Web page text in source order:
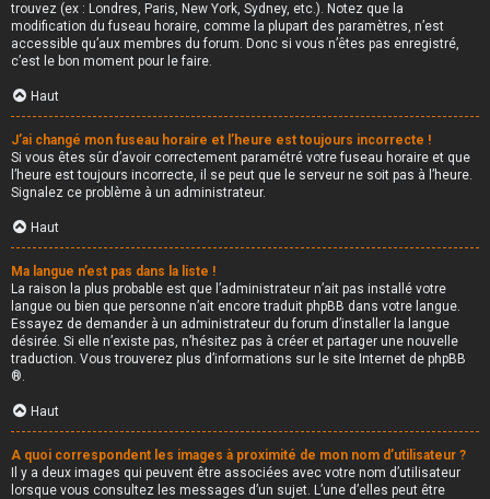
trouvez (ex : Londres, Paris, New York, Sydney, etc.). Notez que la
modification du fuseau horaire, comme la plupart des paramètres, n’est
accessible qu’aux membres du forum. Donc si vous n’êtes pas enregistré,
c’est le bon moment pour le faire.
Haut
J’ai changé mon fuseau horaire et l’heure est toujours incorrecte !
Si vous êtes sûr d’avoir correctement paramétré votre fuseau horaire et que
l’heure est toujours incorrecte, il se peut que le serveur ne soit pas à l’heure.
Signalez ce problème à un administrateur.
Haut
Ma langue n’est pas dans la liste !
La raison la plus probable est que l’administrateur n’ait pas installé votre
langue ou bien que personne n’ait encore traduit phpBB dans votre langue.
Essayez de demander à un administrateur du forum d’installer la langue
désirée. Si elle n’existe pas, n’hésitez pas à créer et partager une nouvelle
traduction. Vous trouverez plus d’informations sur le site Internet de phpBB
®.
Haut
A quoi correspondent les images à proximité de mon nom d’utilisateur ?
Il y a deux images qui peuvent être associées avec votre nom d’utilisateur
lorsque vous consultez les messages d’un sujet. L’une d’elles peut être